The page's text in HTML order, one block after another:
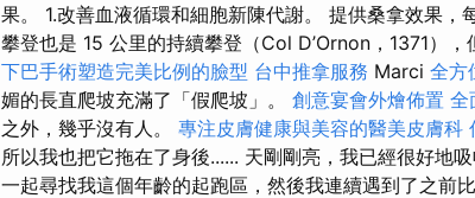
果。 1.改善血液循環和細胞新陳代謝。 提供桑拿效果
攀登也是 15 公里的持續攀登（Col D’Ornon，1371）
下巴手術塑造完美比例的臉型 台中推拿服務 Marci 全方
媚的長直爬坡充滿了「假爬坡」。 創意宴會外燴佈置 全
之外，幾乎沒有人。 專注皮膚健康與美容的醫美皮膚科
所以我也把它拖在了身後...... 天剛剛亮，我已經很好地
一起尋找我這個年齡的起跑區，然後我連續遇到了之前